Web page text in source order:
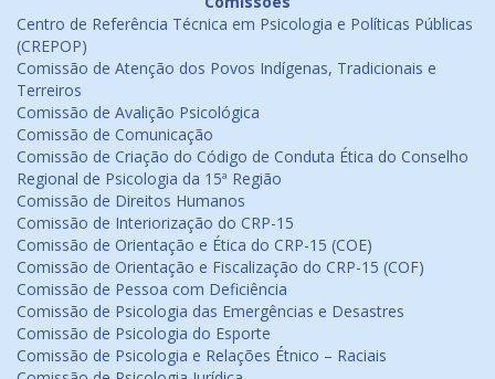
Centro de Referência Técnica em Psicologia e Políticas Públicas
(CREPOP)
Comissão de Atenção dos Povos Indígenas, Tradicionais e
Terreiros
Comissão de Avalição Psicológica
Comissão de Comunicação
Comissão de Criação do Código de Conduta Ética do Conselho
Regional de Psicologia da 15ª Região
Comissão de Direitos Humanos
Comissão de Interiorização do CRP-15
Comissão de Orientação e Ética do CRP-15 (COE)
Comissão de Orientação e Fiscalização do CRP-15 (COF)
Comissão de Pessoa com Deficiência
Comissão de Psicologia das Emergências e Desastres
Comissão de Psicologia do Esporte
Comissão de Psicologia e Relações Étnico – Raciais